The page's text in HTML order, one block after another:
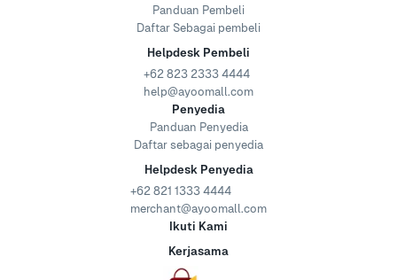
Panduan Pembeli
Daftar Sebagai pembeli
Helpdesk Pembeli
+62 823 2333 4444
help@ayoomall.com
Penyedia
Panduan Penyedia
Daftar sebagai penyedia
Helpdesk Penyedia
+62 821 1333 4444
merchant@ayoomall.com
Ikuti Kami
Kerjasama